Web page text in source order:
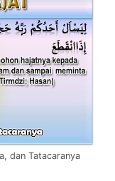
dan Tatacaranya